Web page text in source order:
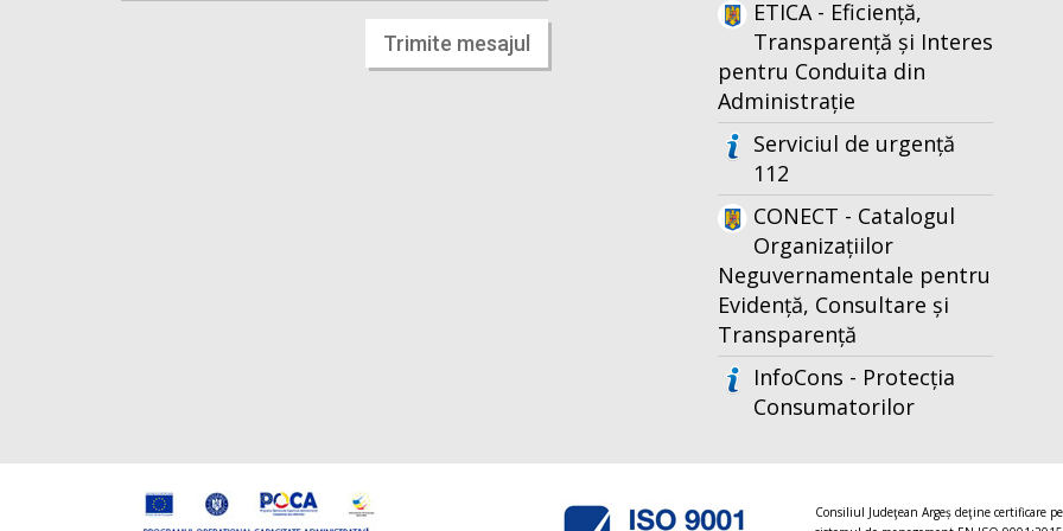
Trimite mesajul
ETICA - Eficiență,
Transparență și Interes
pentru Conduita din
Administrație
Serviciul de urgență
112
CONECT - Catalogul
Organizațiilor
Neguvernamentale pentru
Evidență, Consultare și
Transparență
InfoCons - Protecția
Consumatorilor
Consiliul Judeţean Argeș deţine certificare